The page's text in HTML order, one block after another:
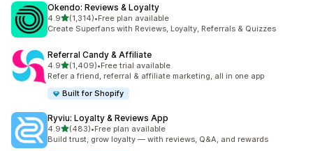
Okendo: Reviews & Loyalty
4.9별 5개 중
(1,314)
총 리뷰 1314개
•Free plan available
Create Superfans with Reviews, Loyalty, Referrals & Quizzes
Referral Candy & Affiliate
4.9별 5개 중
(1,409)
총 리뷰 1409개
•Free trial available
Refer a friend, referral & affiliate marketing, all in one app
Built for Shopify
Ryviu: Loyalty & Reviews App
4.9별 5개 중
(483)
총 리뷰 483개
•Free plan available
Build trust, grow loyalty — with reviews, Q&A, and rewards